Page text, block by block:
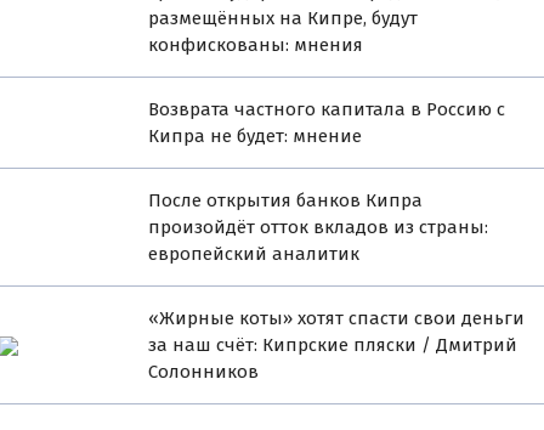
размещённых на Кипре, будут
конфискованы: мнения
Возврата частного капитала в Россию с
Кипра не будет: мнение
После открытия банков Кипра
произойдёт отток вкладов из страны:
европейский аналитик
«Жирные коты» хотят спасти свои деньги
за наш счёт: Кипрские пляски / Дмитрий
Солонников